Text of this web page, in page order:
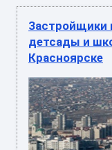
Застройщики
детсады и
Красноярске